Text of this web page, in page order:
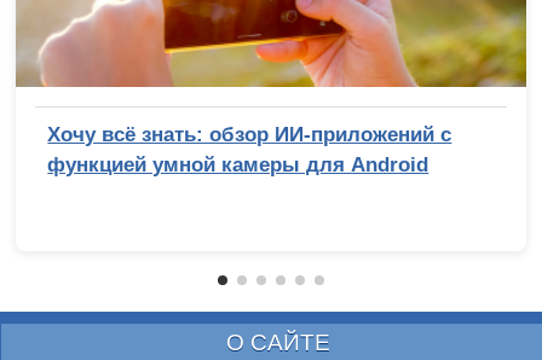
Хочу всё знать: обзор ИИ-приложений с
функцией умной камеры для Android
О САЙТЕ